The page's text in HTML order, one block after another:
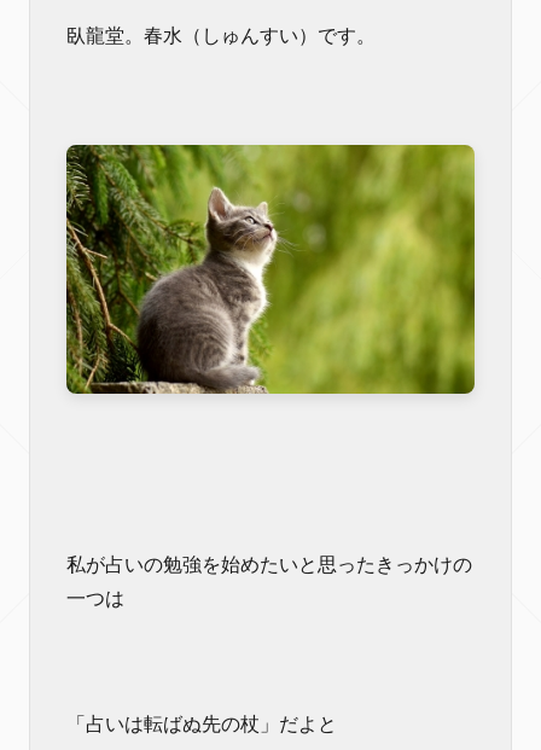
臥龍堂。春水（しゅんすい）です。
私が占いの勉強を始めたいと思ったきっかけの
一つは
「占いは転ばぬ先の杖」だよと